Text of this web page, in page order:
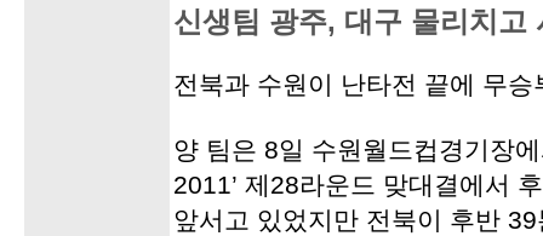
신생팀 광주, 대구 물리치고
전북과 수원이 난타전 끝에 무
양 팀은 8일 수원월드컵경기장
2011’ 제28라운드 맞대결에서
앞서고 있었지만 전북이 후반